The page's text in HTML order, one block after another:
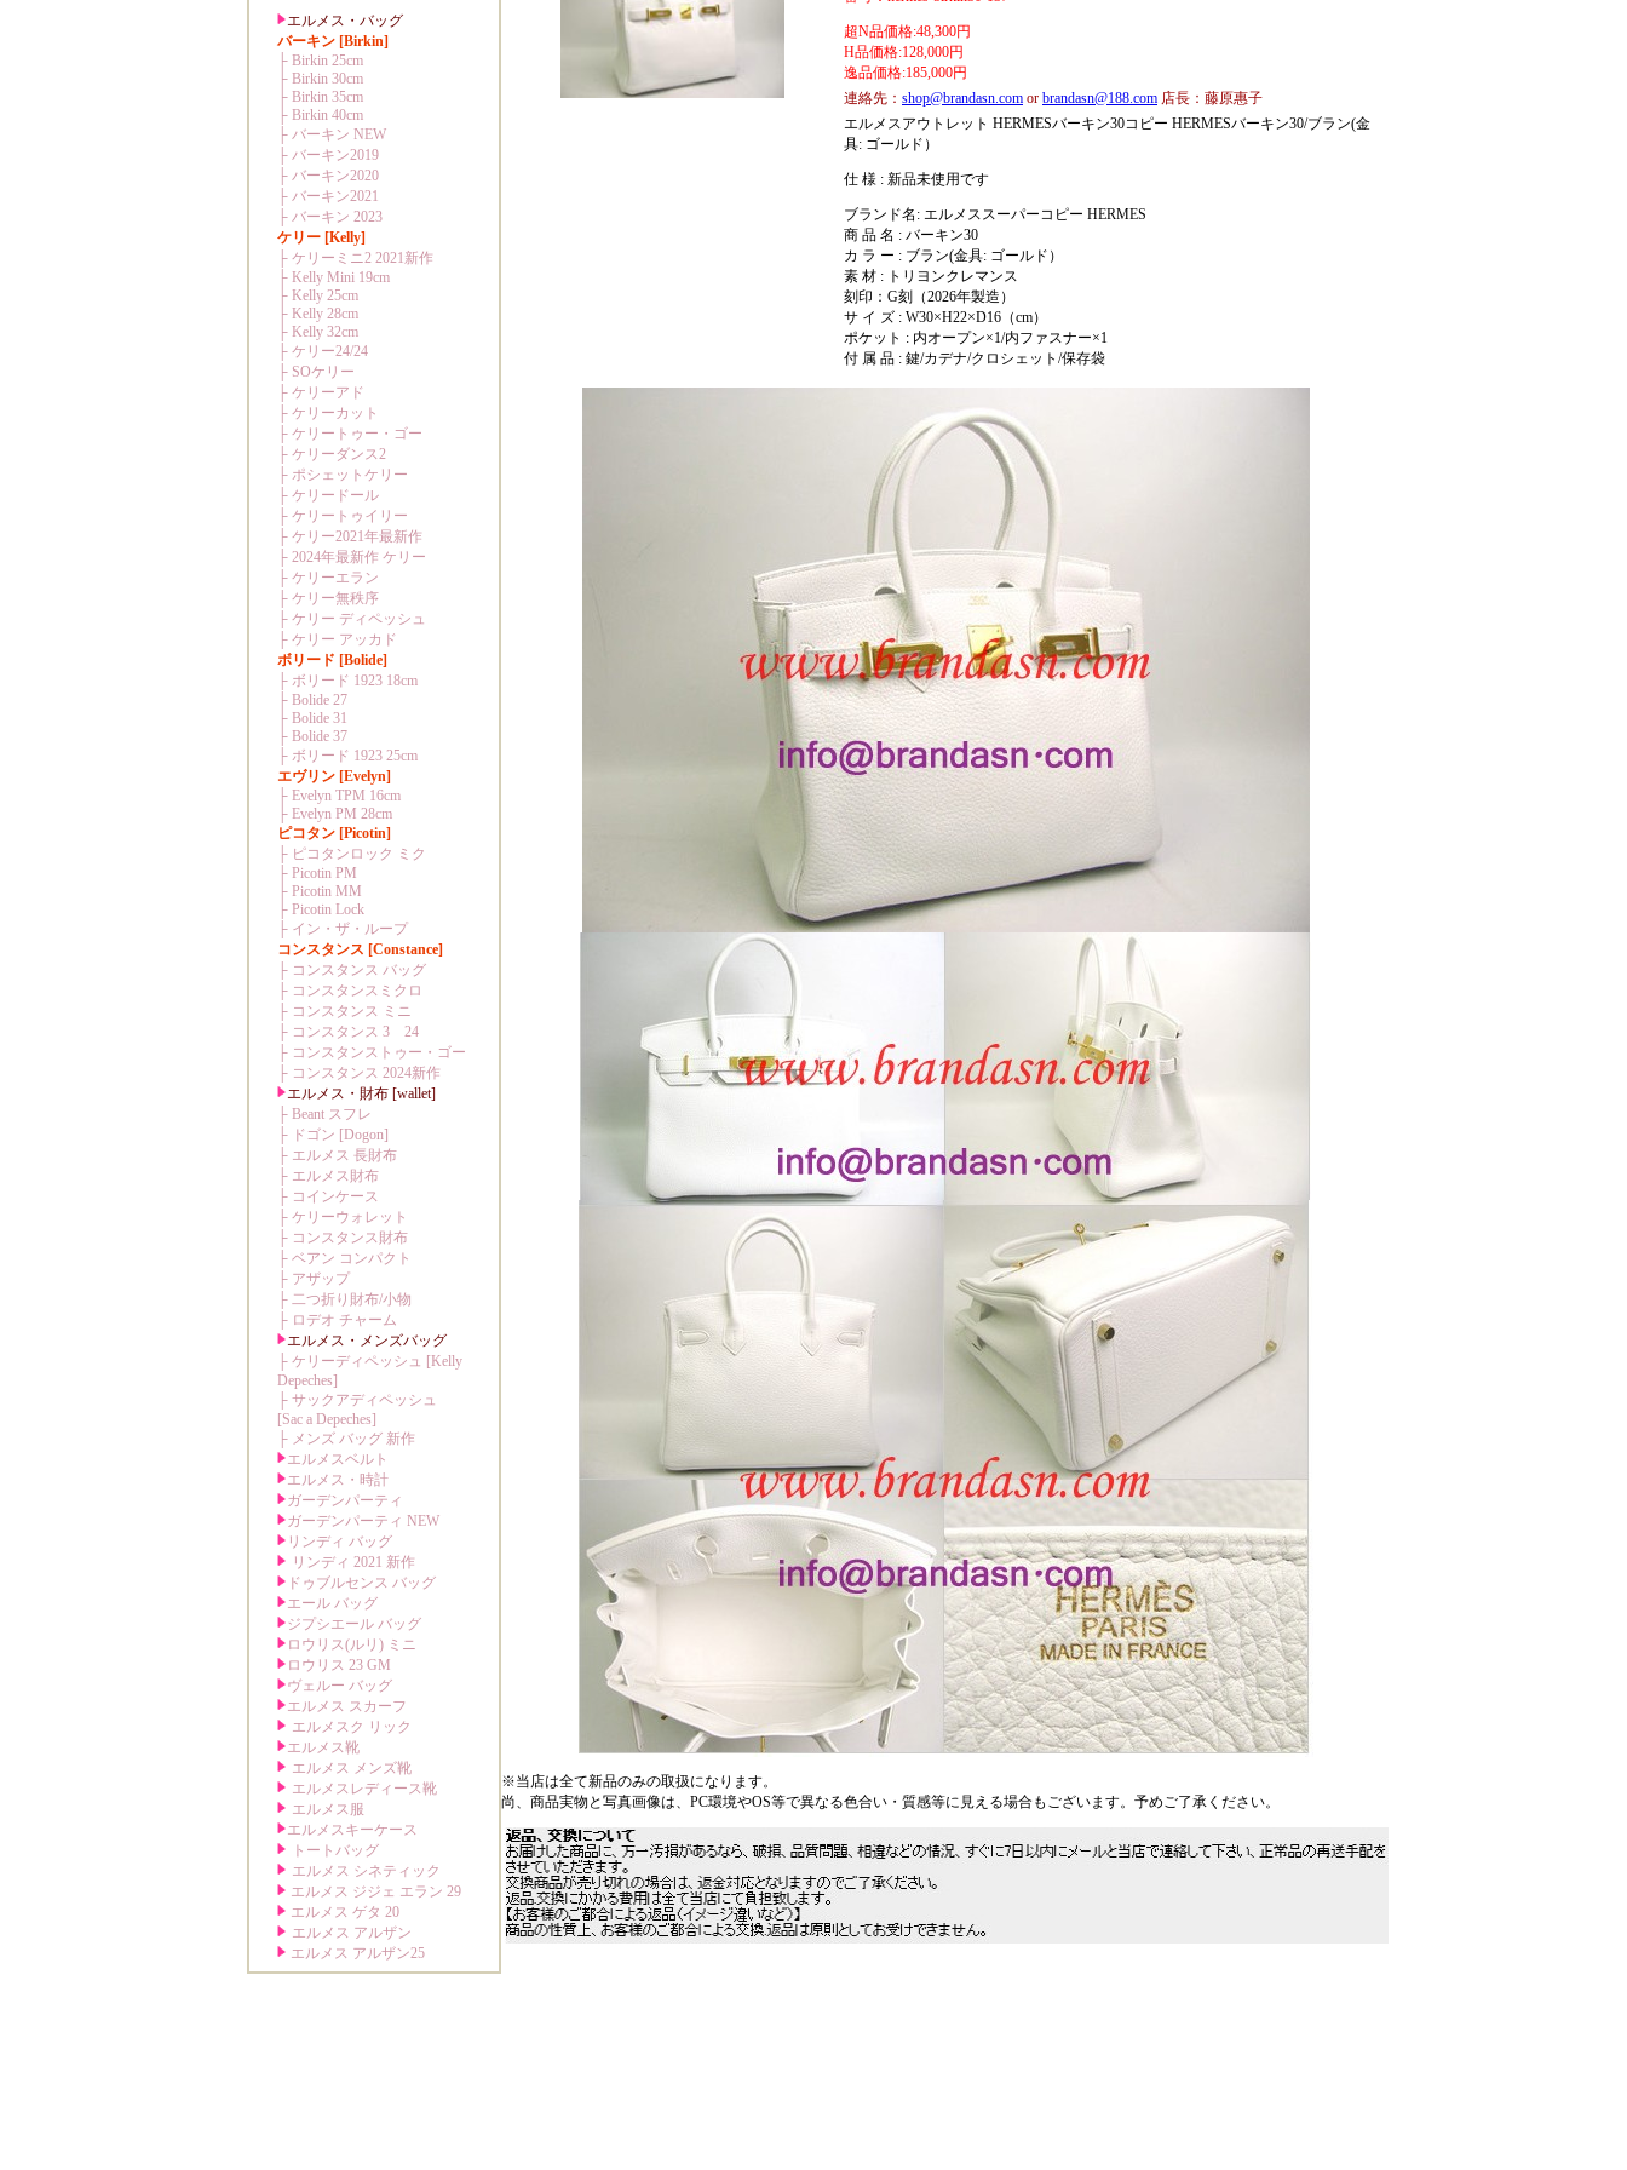
超N品価格:48,300円
H品価格:128,000円
逸品価格:185,000円
連絡先： shop@brandasn.com or brandasn@188.com 店長：藤原惠子
エルメスアウトレット HERMESバーキン30コピー HERMESバーキン30/ブラン(金
具: ゴールド）
仕 様 : 新品未使用です
ブランド名: エルメススーパーコピー HERMES
商 品 名 : バーキン30
カ ラ ー : ブラン(金具: ゴールド）
素 材 : トリヨンクレマンス
刻印：G刻（2026年製造）
サ イ ズ : W30×H22×D16（cm）
ポケット : 内オープン×1/内ファスナー×1
付 属 品 : 鍵/カデナ/クロシェット/保存袋
※当店は全て新品のみの取扱になります。
尚、商品実物と写真画像は、PC環境やOS等で異なる色合い・質感等に見える場合もございます。予めご了承ください。